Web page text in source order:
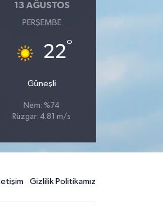
13 AĞUSTOS
PERŞEMBE
22°
Güneşli
Nem: %74
Rüzgar: 4.81 m/s
İletişim Gizlilik Politikamız